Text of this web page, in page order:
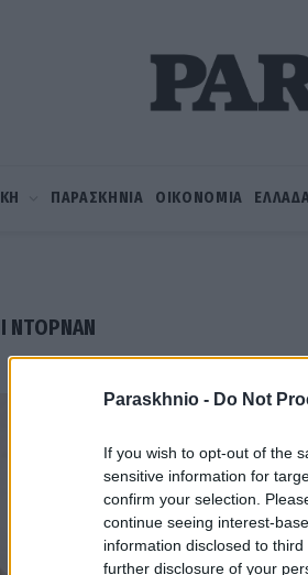
Paraskhnio - Do Not
If you wish to opt-out of the
sensitive information for
confirm your selection.
continue seeing interest-
information disclosed to
further disclosure of your
ΠΑΡΑΣΚΗΝΙΑ ΟΙΚΟΝΟΜΙΑ
ΝΤΌΡΝΑΝ